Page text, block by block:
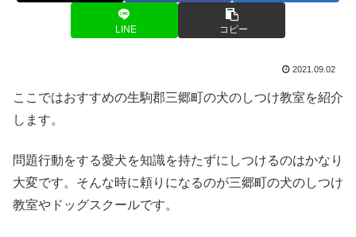
LINE コピー
2021.09.02
ここではおすすめの生駒郡三郷町の犬のしつけ教室を紹介
します。
問題行動をする愛犬を知識を持たずにしつけるのはかなり
大変です。そんな時に頼りになるのが三郷町の犬のしつけ
教室やドッグスクールです。